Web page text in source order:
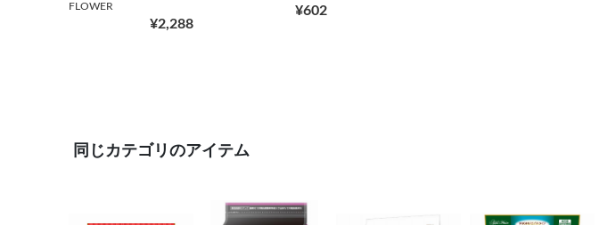
FLOWER
¥2,288
¥602
同じカテゴリのアイテム